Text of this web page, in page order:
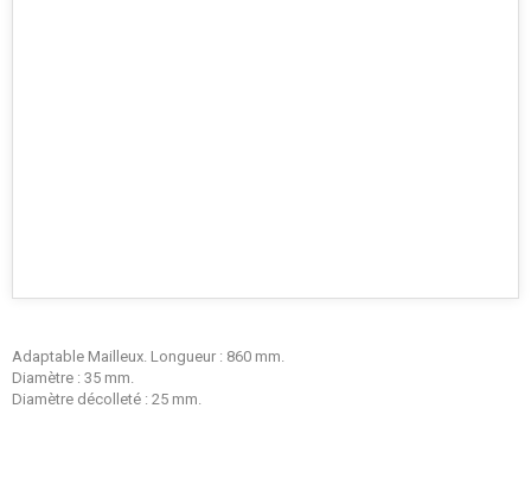
Adaptable Mailleux. Longueur : 860 mm.
Diamètre : 35 mm.
Diamètre décolleté : 25 mm.